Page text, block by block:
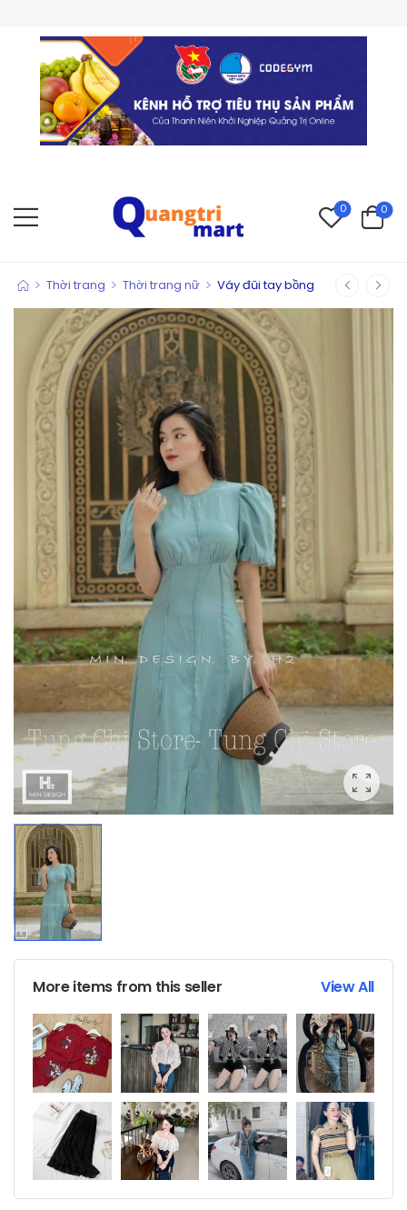
0 0
> Thời trang > Thời trang nữ > Váy đũi tay bồng
More items from this seller View All